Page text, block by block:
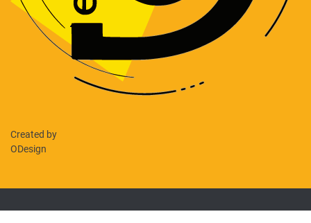
Created by
ODesign